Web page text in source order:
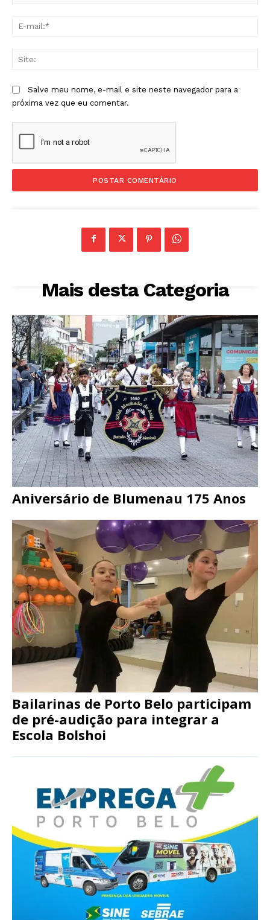
Salve meu nome, e-mail e site neste navegador para a
próxima vez que eu comentar.
Mais desta Categoria
Aniversário de Blumenau 175 Anos
Bailarinas de Porto Belo participam
de pré-audição para integrar a
Escola Bolshoi